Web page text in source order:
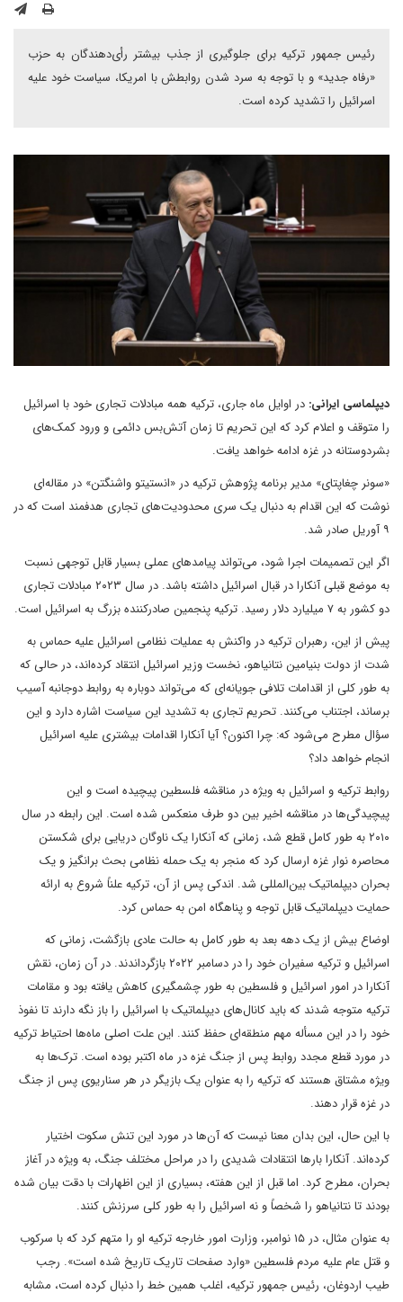
رئیس جمهور ترکیه برای جلوگیری از جذب بیشتر رأی‌دهندگان به حزب
«رفاه جدید» و با توجه به سرد شدن روابطش با امریکا، سیاست خود علیه
اسرائیل را تشدید کرده است.
دیپلماسی ایرانی: در اوایل ماه جاری، ترکیه همه مبادلات تجاری خود با اسرائیل
را متوقف و اعلام کرد که این تحریم تا زمان آتش‌بس دائمی و ورود کمک‌های
بشردوستانه در غزه ادامه خواهد یافت.
«سونر چغاپتای» مدیر برنامه پژوهش ترکیه در «انستیتو واشنگتن» در مقاله‌ای
نوشت که این اقدام به دنبال یک سری محدودیت‌های تجاری هدفمند است که در
۹ آوریل صادر شد.
اگر این تصمیمات اجرا شود، می‌تواند پیامد‌های عملی بسیار قابل توجهی نسبت
به موضع قبلی آنکارا در قبال اسرائیل داشته باشد. در سال ۲۰۲۳ مبادلات تجاری
دو کشور به ۷ میلیارد دلار رسید. ترکیه پنجمین صادرکننده بزرگ به اسرائیل است.
پیش از این، رهبران ترکیه در واکنش به عملیات نظامی اسرائیل علیه حماس به
شدت از دولت بنیامین نتانیاهو، نخست وزیر اسرائیل انتقاد کرده‌اند، در حالی که
به طور کلی از اقدامات تلافی جویانه‌ای که می‌تواند دوباره به روابط دوجانبه آسیب
برساند، اجتناب می‌کنند. تحریم تجاری به تشدید این سیاست اشاره دارد و این
سؤال مطرح می‌شود که: چرا اکنون؟ آیا آنکارا اقدامات بیشتری علیه اسرائیل
انجام خواهد داد؟
روابط ترکیه و اسرائیل به ویژه در مناقشه فلسطین پیچیده است و این
پیچیدگی‌ها در مناقشه اخیر بین دو طرف منعکس شده است. این رابطه در سال
۲۰۱۰ به طور کامل قطع شد، زمانی که آنکارا یک ناوگان دریایی برای شکستن
محاصره نوار غزه ارسال کرد که منجر به یک حمله نظامی بحث برانگیز و یک
بحران دیپلماتیک بین‌المللی شد. اندکی پس از آن، ترکیه علناً شروع به ارائه
حمایت دیپلماتیک قابل توجه و پناهگاه امن به حماس کرد.
اوضاع بیش از یک دهه بعد به طور کامل به حالت عادی بازگشت، زمانی که
اسرائیل و ترکیه سفیران خود را در دسامبر ۲۰۲۲ بازگرداندند. در آن زمان، نقش
آنکارا در امور اسرائیل و فلسطین به طور چشمگیری کاهش یافته بود و مقامات
ترکیه متوجه شدند که باید کانال‌های دیپلماتیک با اسرائیل را باز نگه دارند تا نفوذ
خود را در این مسأله مهم منطقه‌ای حفظ کنند. این علت اصلی ماه‌ها احتیاط ترکیه
در مورد قطع مجدد روابط پس از جنگ غزه در ماه اکتبر بوده است. ترک‌ها به
ویژه مشتاق هستند که ترکیه را به عنوان یک بازیگر در هر سناریوی پس از جنگ
در غزه قرار دهند.
با این حال، این بدان معنا نیست که آن‌ها در مورد این تنش سکوت اختیار
کرده‌اند. آنکارا بارها انتقادات شدیدی را در مراحل مختلف جنگ، به ویژه در آغاز
بحران، مطرح کرد. اما قبل از این هفته، بسیاری از این اظهارات با دقت بیان شده
بودند تا نتانیاهو را شخصاً و نه اسرائیل را به طور کلی سرزنش کنند.
به عنوان مثال، در ۱۵ نوامبر، وزارت امور خارجه ترکیه او را متهم کرد که با سرکوب
و قتل عام علیه مردم فلسطین «وارد صفحات تاریک تاریخ شده است». رجب
طیب اردوغان، رئیس جمهور ترکیه، اغلب همین خط را دنبال کرده است، مشابه